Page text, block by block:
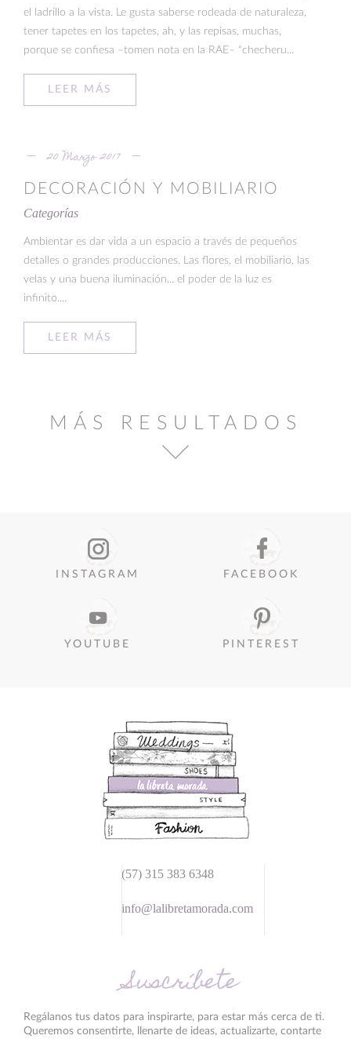
el ladrillo a la vista. Le gusta saberse rodeada de naturaleza,
tener tapetes en los tapetes, ah, y las repisas, muchas,
porque se confiesa –tomen nota en la RAE– “checheru...
LEER MÁS
20 Marzo 2017
DECORACIÓN Y MOBILIARIO
Categorías
Ambientar es dar vida a un espacio a través de pequeños
detalles o grandes producciones. Las flores, el mobiliario, las
velas y una buena iluminación... el poder de la luz es
infinito....
LEER MÁS
MÁS RESULTADOS
INSTAGRAM FACEBOOK
YOUTUBE PINTEREST
(57) 315 383 6348
info@lalibretamorada.com
Suscríbete
Regálanos tus datos para inspirarte, para estar más cerca de ti.
Queremos consentirte, llenarte de ideas, actualizarte, contarte